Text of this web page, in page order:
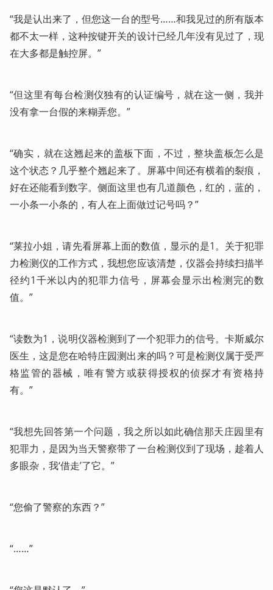
“我是认出来了，但您这一台的型号……和我见过的所有版本
都不太一样，这种按键开关的设计已经几年没有见过了，现
在大多都是触控屏。”
“但这里有每台检测仪独有的认证编号，就在这一侧，我并
没有拿一台假的来糊弄您。”
“确实，就在这翘起来的盖板下面，不过，整块盖板怎么是
这个状态？几乎整个翘起来了。屏幕中间还有横着的裂痕，
好在还能看到数字。侧面这里也有几道颜色，红的，蓝的，
一小条一小条的，有人在上面做过记号吗？”
“莱拉小姐，请先看屏幕上面的数值，显示的是1。关于犯罪
力检测仪的工作方式，我想您应该清楚，仪器会持续扫描半
径约1千米以内的犯罪力信号，屏幕会显示出检测完的数
值。”
“读数为1，说明仪器检测到了一个犯罪力的信号。卡斯威尔
医生，这是您在哈特庄园测出来的吗？可是检测仪属于受严
格监管的器械，唯有警方或获得授权的侦探才有资格持
有。”
“我想先回答第一个问题，我之所以如此确信那天庄园里有
犯罪力，是因为当天警察带了一台检测仪到了现场，趁着人
多眼杂，我‘借走’了它。”
“您偷了警察的东西？”
“……”